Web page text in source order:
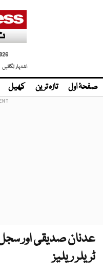
اشتہار لگائیں |
صفحۂ اول تازہ ترین کھیل
عدنان صدیقی اور سجل
ٹریلر ریلیز